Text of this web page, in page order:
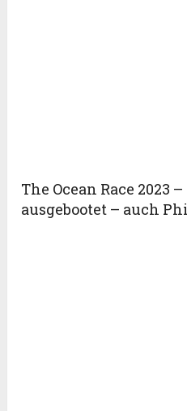
The Ocean Race 2023
ausgebootet – auch